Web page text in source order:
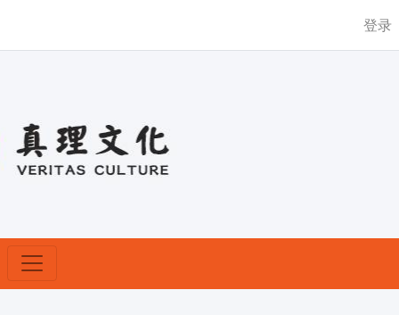
登录